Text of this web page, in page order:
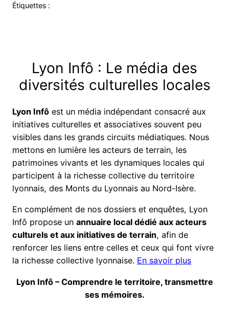
Étiquettes :
Lyon Infô : Le média des
diversités culturelles locales
Lyon Infô est un média indépendant consacré aux
initiatives culturelles et associatives souvent peu
visibles dans les grands circuits médiatiques. Nous
mettons en lumière les acteurs de terrain, les
patrimoines vivants et les dynamiques locales qui
participent à la richesse collective du territoire
lyonnais, des Monts du Lyonnais au Nord-Isère.
En complément de nos dossiers et enquêtes, Lyon
Infô propose un annuaire local dédié aux acteurs
culturels et aux initiatives de terrain, afin de
renforcer les liens entre celles et ceux qui font vivre
la richesse collective lyonnaise. En savoir plus
Lyon Infô – Comprendre le territoire, transmettre
ses mémoires.